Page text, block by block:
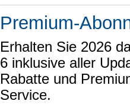
Premium-
Erhalten Sie 2026
6 inklusive aller
Rabatte und
Service.